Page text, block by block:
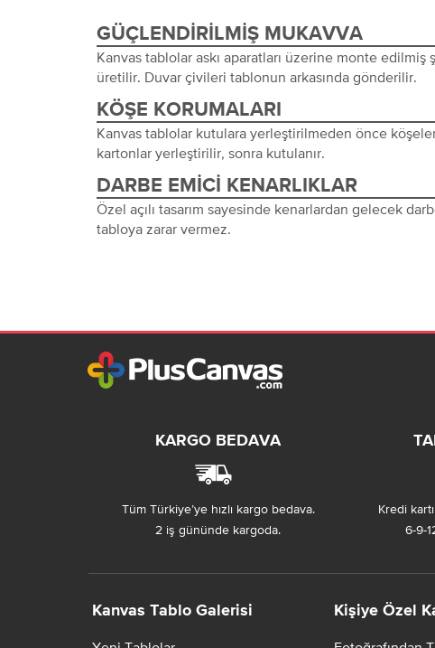
GÜÇLENDIRILMIŞ MUKAVVA
Kanvas tablolar askı aparatları üzerine monte edilmiş
üretilir. Duvar çivileri tablonun arkasında gönderilir.
KÖŞE KORUMALARI
Kanvas tablolar kutulara yerleştirilmeden önce
kartonlar yerleştirilir, sonra kutulanır.
DARBE EMICI KENARLIKLAR
Özel açılı tasarım sayesinde kenarlardan gelecek
tabloya zarar vermez.
KARGO BEDAVA
Tüm Türkiye’ye hızlı kargo bedava.
2 iş gününde kargoda.
Kredi
6-9-
Kanvas Tablo Galerisi Kişiye Özel